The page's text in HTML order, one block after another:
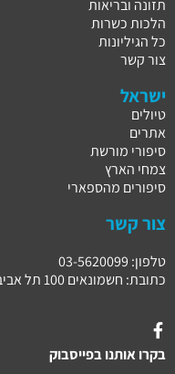
תזונה ובריאות
הלכות כשרות
כל הגיליונות
צור קשר
ישראל
טיולים
אתרים
סיפורי מורשת
צמחי הארץ
סיפורים מהספארי
צור קשר
טלפון: 03-5620099
כתובת: חשמונאים 100 תל אביב
בקרו אותנו בפייסבוק